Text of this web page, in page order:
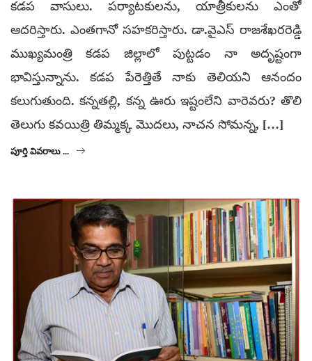
కడప వాసులు. పర్యాటకులను, యాత్రీకులను ఎంతో
ఆదరిస్తారు. ఎంతగానో సహకరిస్తారు. డా.వైఎస్ రాజశేఖరరెడ్డి​
ముఖ్యమంత్రి​ కడప జిల్లాలో పుట్టడం నా అదృష్టంగా
భావిస్తున్నాను. కడప పేరెత్తితే నాకు తెలియని ఆనందం
కలుగుతుంది. కన్నతల్లి, కన్న ఊరు ఇష్టంలేని వారెవరు? తొలి
తెలుగు కవయిత్రి తిమ్మక్క మొదలు, నాచన సోమన్న, […]
పూర్తి వివరాలు ...